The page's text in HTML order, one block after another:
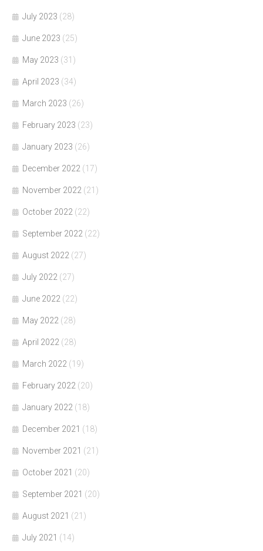
July 2023 (28)
June 2023 (25)
May 2023 (31)
April 2023 (34)
March 2023 (26)
February 2023 (23)
January 2023 (26)
December 2022 (17)
November 2022 (21)
October 2022 (22)
September 2022 (22)
August 2022 (27)
July 2022 (27)
June 2022 (22)
May 2022 (28)
April 2022 (28)
March 2022 (19)
February 2022 (20)
January 2022 (18)
December 2021 (18)
November 2021 (21)
October 2021 (20)
September 2021 (20)
August 2021 (21)
July 2021 (14)